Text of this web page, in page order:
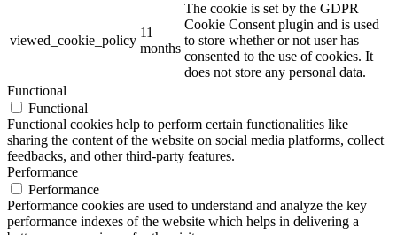
viewed_cookie_policy
11
months
The cookie is set by the GDPR
Cookie Consent plugin and is used
to store whether or not user has
consented to the use of cookies. It
does not store any personal data.
Functional
Functional
Functional cookies help to perform certain functionalities like
sharing the content of the website on social media platforms, collect
feedbacks, and other third-party features.
Performance
Performance
Performance cookies are used to understand and analyze the key
performance indexes of the website which helps in delivering a